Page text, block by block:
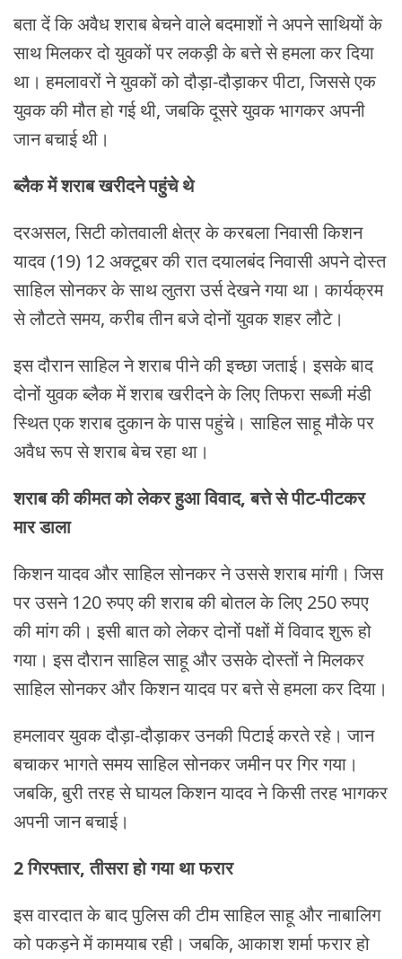
बता दें कि अवैध शराब बेचने वाले बदमाशों ने अपने साथियों के
साथ मिलकर दो युवकों पर लकड़ी के बत्ते से हमला कर दिया
था। हमलावरों ने युवकों को दौड़ा-दौड़ाकर पीटा, जिससे एक
युवक की मौत हो गई थी, जबकि दूसरे युवक भागकर अपनी
जान बचाई थी।
ब्लैक में शराब खरीदने पहुंचे थे
दरअसल, सिटी कोतवाली क्षेत्र के करबला निवासी किशन
यादव (19) 12 अक्टूबर की रात दयालबंद निवासी अपने दोस्त
साहिल सोनकर के साथ लुतरा उर्स देखने गया था। कार्यक्रम
से लौटते समय, करीब तीन बजे दोनों युवक शहर लौटे।
इस दौरान साहिल ने शराब पीने की इच्छा जताई। इसके बाद
दोनों युवक ब्लैक में शराब खरीदने के लिए तिफरा सब्जी मंडी
स्थित एक शराब दुकान के पास पहुंचे। साहिल साहू मौके पर
अवैध रूप से शराब बेच रहा था।
शराब की कीमत को लेकर हुआ विवाद, बत्ते से पीट-पीटकर
मार डाला
किशन यादव और साहिल सोनकर ने उससे शराब मांगी। जिस
पर उसने 120 रुपए की शराब की बोतल के लिए 250 रुपए
की मांग की। इसी बात को लेकर दोनों पक्षों में विवाद शुरू हो
गया। इस दौरान साहिल साहू और उसके दोस्तों ने मिलकर
साहिल सोनकर और किशन यादव पर बत्ते से हमला कर दिया।
हमलावर युवक दौड़ा-दौड़ाकर उनकी पिटाई करते रहे। जान
बचाकर भागते समय साहिल सोनकर जमीन पर गिर गया।
जबकि, बुरी तरह से घायल किशन यादव ने किसी तरह भागकर
अपनी जान बचाई।
2 गिरफ्तार, तीसरा हो गया था फरार
इस वारदात के बाद पुलिस की टीम साहिल साहू और नाबालिग
को पकड़ने में कामयाब रही। जबकि, आकाश शर्मा फरार हो